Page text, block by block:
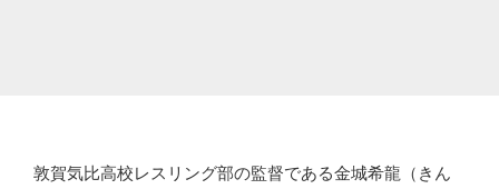
敦賀気比高校レスリング部の監督である金城希龍（きん